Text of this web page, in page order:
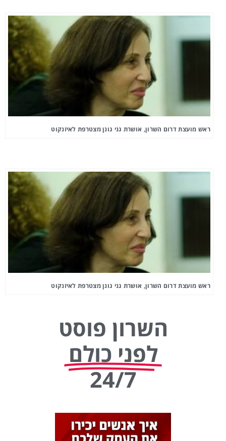
ראש מועצת דרום השרון, אושרת גני גונן מצטרפת לאיזנקוט
ראש מועצת דרום השרון, אושרת גני גונן מצטרפת לאיזנקוט
השרון פוסט
לפני כולם
24/7